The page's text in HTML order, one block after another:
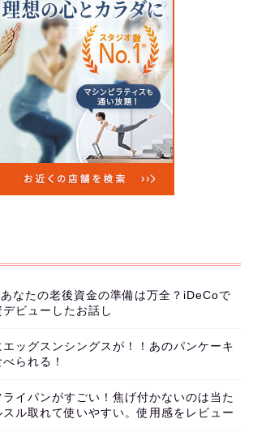
なたの老後資金の準備は万全？iDeCoで
ビューしたお話し
エッグスンシングスが！！あのパンケーキ
られる！
イパンがすごい！焦げ付かないのは当た
スル取れて使いやすい。使用感をレビュー